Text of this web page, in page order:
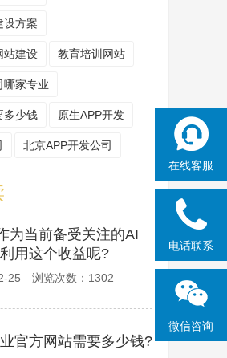
在线客服
电话联系
微信咨询
设方案
站建设 教育培训网站
哪家专业
多少钱 原生APP开发
北京APP开发公司
为当前备受关注的AI
用这个收益呢?
25 浏览次数：1302
官方网站需要多少钱?